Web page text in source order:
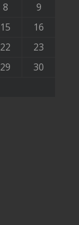
8
9
15
16
22
23
29
30